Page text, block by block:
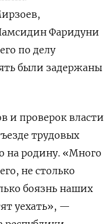
Фаридуни
по делу
были задержаны
и проверок власти
трудовых
на родину. «Много
не столько
боязнь наших
уехать», —